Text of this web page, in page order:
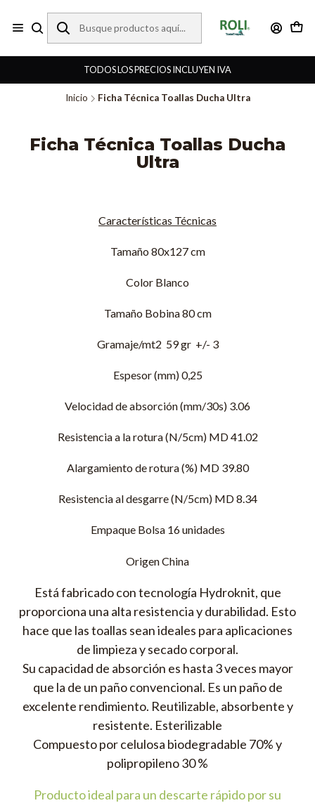
TODOS LOS PRECIOS INCLUYEN IVA
Inicio Ficha Técnica Toallas Ducha Ultra
Ficha Técnica Toallas Ducha
Ultra
Características Técnicas
Tamaño 80x127 cm
Color Blanco
Tamaño Bobina 80 cm
Gramaje/mt2 59 gr +/- 3
Espesor (mm) 0,25
Velocidad de absorción (mm/30s) 3.06
Resistencia a la rotura (N/5cm) MD 41.02
Alargamiento de rotura (%) MD 39.80
Resistencia al desgarre (N/5cm) MD 8.34
Empaque Bolsa 16 unidades
Origen China
Está fabricado con tecnología Hydroknit, que
proporciona una alta resistencia y durabilidad. Esto
hace que las toallas sean ideales para aplicaciones
de limpieza y secado corporal.
Su capacidad de absorción es hasta 3 veces mayor
que la de un paño convencional. Es un paño de
excelente rendimiento. Reutilizable, absorbente y
resistente. Esterilizable
Compuesto por celulosa biodegradable 70% y
polipropileno 30 %
Producto ideal para un descarte rápido por su